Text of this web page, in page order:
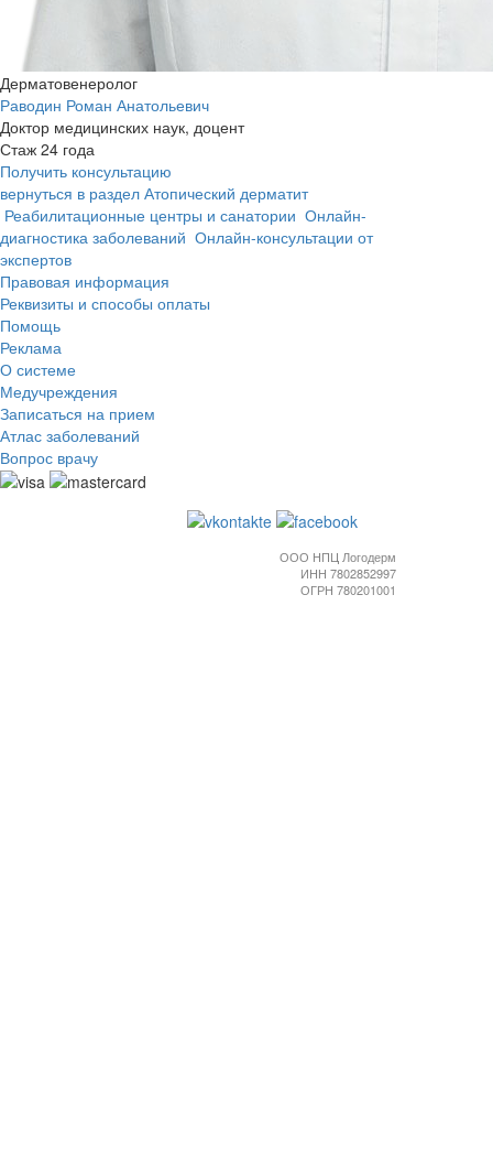
Дерматовенеролог
Раводин Роман Анатольевич
Доктор медицинских наук, доцент
Стаж 24 года
Получить консультацию
вернуться в раздел Атопический дерматит
Реабилитационные центры и санатории Онлайн-
диагностика заболеваний Онлайн-консультации от
экспертов
Правовая информация
Реквизиты и способы оплаты
Помощь
Реклама
О системе
Медучреждения
Записаться на прием
Атлас заболеваний
Вопрос врачу
ООО НПЦ Логодерм
ИНН 7802852997
ОГРН 780201001